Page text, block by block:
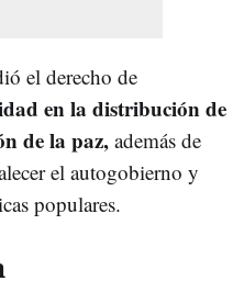
el derecho de
en la distribución de
de la paz, además de
el autogobierno y
populares.